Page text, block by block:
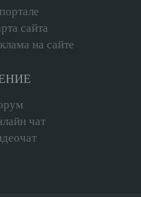
сайта
на сайте
чат